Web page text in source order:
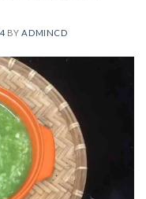
BY ADMINCD